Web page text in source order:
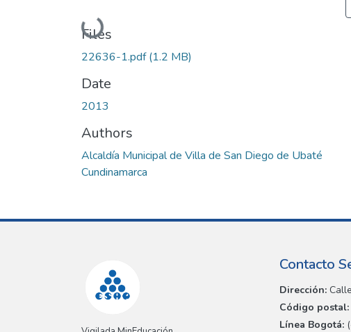
Loading...
Files
22636-1.pdf(1.2 MB)
Date
2013
Authors
Alcaldía Municipal de Villa de San Diego de Ubaté
Cundinamarca
Contacto
Dirección:
Código postal:
Línea Bogotá: